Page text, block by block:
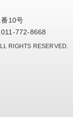
10号
772-8668
RIGHTS RESERVED.